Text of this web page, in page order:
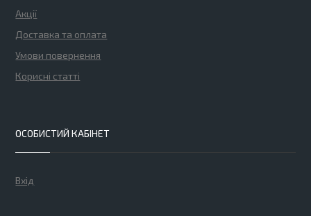
Акції
Доставка та оплата
Умови повернення
Корисні статті
ОСОБИСТИЙ КАБІНЕТ
Вхід